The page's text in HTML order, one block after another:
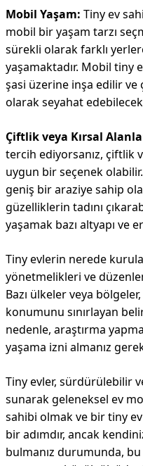
Mobil Yaşam: Tiny ev
mobil bir yaşam tarzı
sürekli olarak farklı
yaşamaktadır. Mobil tiny
şasi üzerine inşa edilir
olarak seyahat
Çiftlik veya Kırsal
tercih ediyorsanız, çiftlik
uygun bir seçenek
geniş bir araziye sahip
güzelliklerin tadını
yaşamak bazı altyapı ve
Tiny evlerin nerede
yönetmelikleri ve
Bazı ülkeler veya
konumunu sınırlayan
nedenle, araştırma
yaşama izni almanız
Tiny evler, sürdürülebilir
sunarak geleneksel ev
sahibi olmak ve bir tiny
bir adımdır, ancak
bulmanız durumunda,